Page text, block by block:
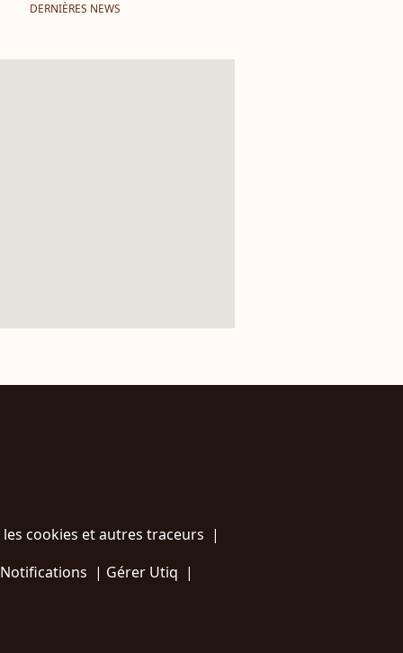
DERNIÈRES NEWS
cookies et autres traceurs |
Notifications | Gérer Utiq |